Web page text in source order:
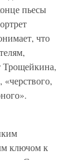
пьесы
что
Трощейкина,
ключом к